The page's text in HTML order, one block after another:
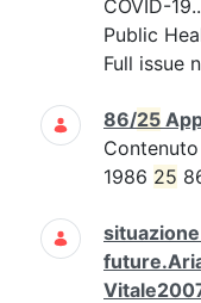
COVID-
Public
Full issue
86/25
1986 25